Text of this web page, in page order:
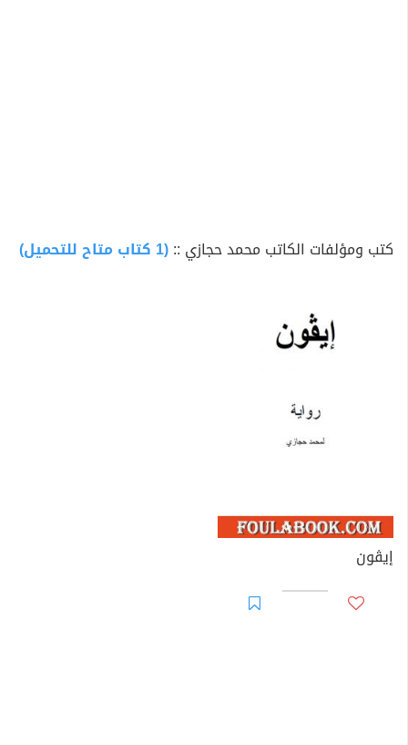
كتب ومؤلفات الكاتب محمد حجازي ::(1 كتاب متاح للتحميل)
إيڤون